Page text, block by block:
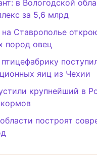
в Вологодской
за 5,6 млрд
Ставрополье
пород овец
яиц из Чехии
крупнейший в
построят